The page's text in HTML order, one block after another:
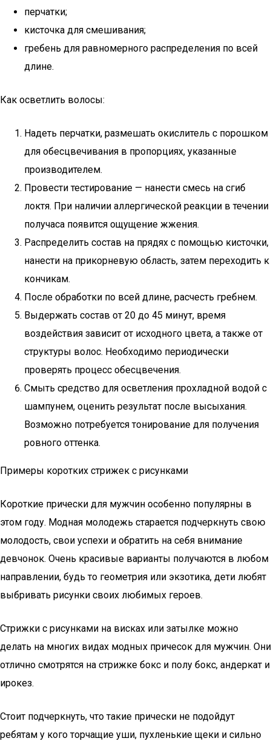
перчатки;
кисточка для смешивания;
гребень для равномерного распределения по всей
длине.
Как осветлить волосы:
Надеть перчатки, размешать окислитель с порошком
для обесцвечивания в пропорциях, указанные
производителем.
Провести тестирование — нанести смесь на сгиб
локтя. При наличии аллергической реакции в течении
получаса появится ощущение жжения.
Распределить состав на прядях с помощью кисточки,
нанести на прикорневую область, затем переходить к
кончикам.
После обработки по всей длине, расчесть гребнем.
Выдержать состав от 20 до 45 минут, время
воздействия зависит от исходного цвета, а также от
структуры волос. Необходимо периодически
проверять процесс обесцвечения.
Смыть средство для осветления прохладной водой с
шампунем, оценить результат после высыхания.
Возможно потребуется тонирование для получения
ровного оттенка.
Примеры коротких стрижек с рисунками
Короткие прически для мужчин особенно популярны в
этом году. Модная молодежь старается подчеркнуть свою
молодость, свои успехи и обратить на себя внимание
девчонок. Очень красивые варианты получаются в любом
направлении, будь то геометрия или экзотика, дети любят
выбривать рисунки своих любимых героев.
Стрижки с рисунками на висках или затылке можно
делать на многих видах модных причесок для мужчин. Они
отлично смотрятся на стрижке бокс и полу бокс, андеркат и
ирокез.
Стоит подчеркнуть, что такие прически не подойдут
ребятам у кого торчащие уши, пухленькие щеки и сильно